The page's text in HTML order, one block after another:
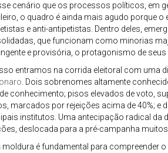
cenário que os processos políticos, em
o quadro é ainda mais agudo porque
e anti-antipetistas. Dentro deles,
que funcionam como minorias
e provisória, o protagonismo de
entramos na corrida eleitoral com uma
. Dois sobrenomes altamente
conhecimento; pisos elevados de voto,
marcados por rejeições acima de 40%; e
institutos. Uma antecipação radical da
deslocada para a pré-campanha
moldura é fundamental para compreender